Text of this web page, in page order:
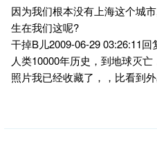
因为我们根本没有上海这个城
生在我们这呢?
干掉B儿2009-06-29 03:26:11
人类10000年历史，到地球灭
照片我已经收藏了，，比看到